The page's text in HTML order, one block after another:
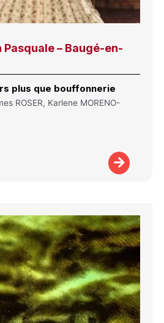
Pasquale – Baugé-en-
plus que bouffonnerie
ROSER, Karlene MORENO-